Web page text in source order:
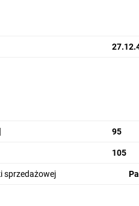
95
105
sprzedażowej